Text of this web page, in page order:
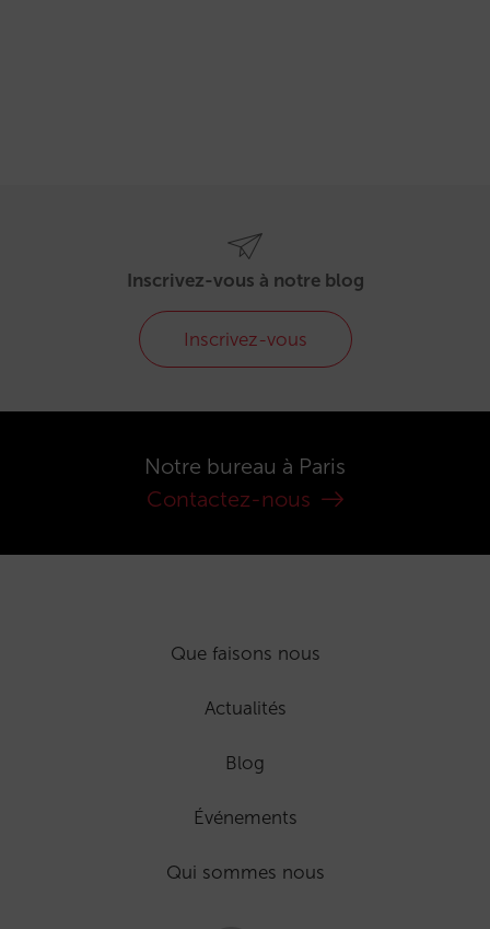
Inscrivez-vous à notre blog
Inscrivez-vous
Notre bureau à Paris
Contactez-nous
Que faisons nous
Actualités
Blog
Événements
Qui sommes nous